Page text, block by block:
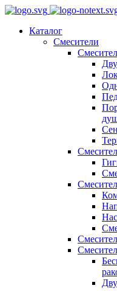
Каталог
Смесители